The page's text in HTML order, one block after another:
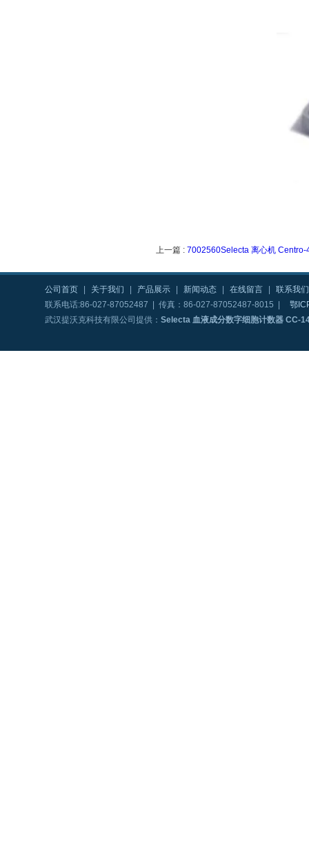
上一篇 : 7002560Selecta 离心机 Centro-
公司首页 关于我们 产品展示 新闻动态 在线留言
联系我们
联系电话:86-027-87052487 | 传真：86-027-87052487-8015 |
鄂
武汉提沃克科技有限公司提供： Selecta 血液成分数字细胞计数器 CC-